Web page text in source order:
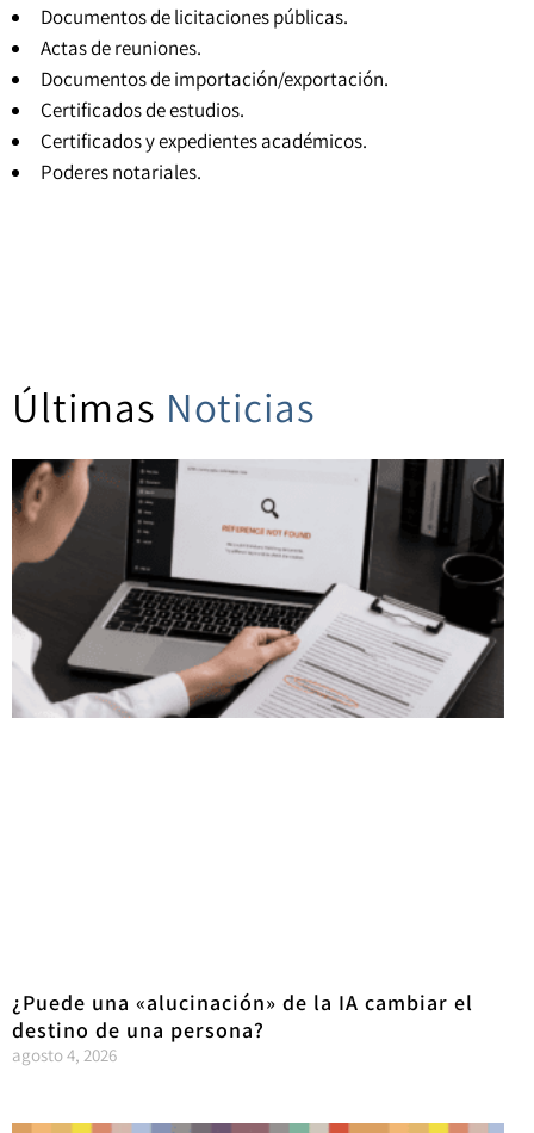
Documentos de licitaciones públicas.
Actas de reuniones.
Documentos de importación/exportación.
Certificados de estudios.
Certificados y expedientes académicos.
Poderes notariales.
Últimas Noticias
¿Puede una «alucinación» de la IA cambiar el
destino de una persona?
agosto 4, 2026